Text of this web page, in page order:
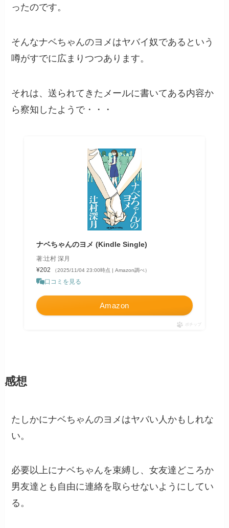
ったのです。
そんなナベちゃんのヨメはヤバイ奴であるという
噂がすでに広まりつつあります。
それは、送られてきたメールに書いてある内容か
ら察知したようで・・・
ナベちゃんのヨメ (Kindle Single)
著:辻村 深月
¥202
（2025/11/04 23:00時点 | Amazon調べ）
口コミを見る
Amazon
ポチップ
感想
たしかにナベちゃんのヨメはヤバい人かもしれな
い。
必要以上にナベちゃんを束縛し、女友達どころか
男友達とも自由に連絡を取らせないようにしてい
る。